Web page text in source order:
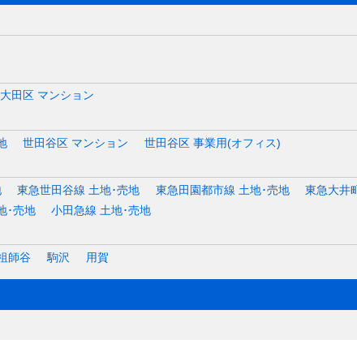
大田区 マンション
世田谷区 マンション
世田谷区 事業用(オフィス)
東急世田谷線 土地･売地 東急田園都市線 土地･売地
東急大井
･売地
小田急線 土地･売地
師谷 駒沢 用賀